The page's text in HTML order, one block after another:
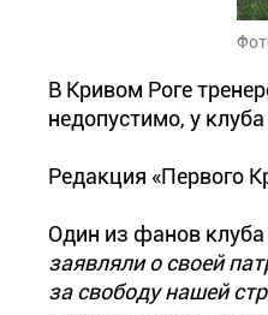
В Кривом Роге
недопустимо, у
Редакция «Первого
Один из фанов клуба
заявляли о своей
за свободу нашей